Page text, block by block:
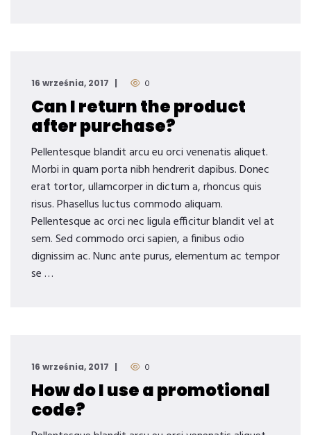
16 września, 2017 0
Can I return the product
after purchase?
Pellentesque blandit arcu eu orci venenatis aliquet.
Morbi in quam porta nibh hendrerit dapibus. Donec
erat tortor, ullamcorper in dictum a, rhoncus quis
risus. Phasellus luctus commodo aliquam.
Pellentesque ac orci nec ligula efficitur blandit vel at
sem. Sed commodo orci sapien, a finibus odio
dignissim ac. Nunc ante purus, elementum ac tempor
se …
16 września, 2017 0
How do I use a promotional
code?